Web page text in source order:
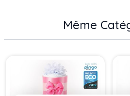
Même